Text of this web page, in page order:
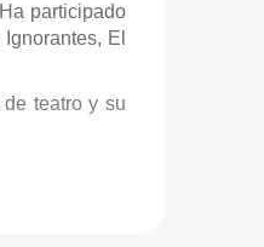
participado
El
teatro y su